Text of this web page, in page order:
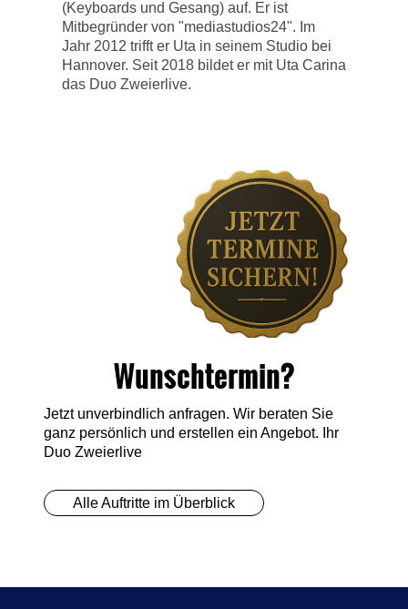
(Keyboards und Gesang) auf. Er ist
Mitbegründer von "mediastudios24". Im
Jahr 2012 trifft er Uta in seinem Studio bei
Hannover. Seit 2018 bildet er mit Uta Carina
das Duo Zweierlive.
Wunschtermin?
Jetzt unverbindlich anfragen. Wir beraten Sie
ganz persönlich und erstellen ein Angebot. Ihr
Duo Zweierlive
Alle Auftritte im Überblick